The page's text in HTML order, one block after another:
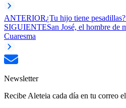
ANTERIOR¿Tu hijo tiene
SIGUIENTESan José, el hombre de
Cuaresma
Newsletter
Recibe Aleteia cada día en tu correo